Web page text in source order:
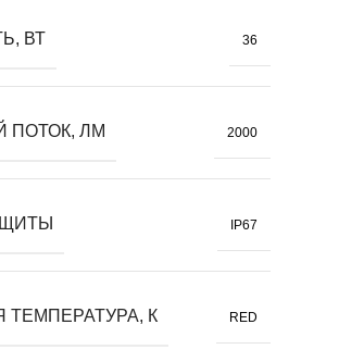
ВТ 36
ПОТОК, ЛМ 2000
IP67
ТЕМПЕРАТУРА, К RED